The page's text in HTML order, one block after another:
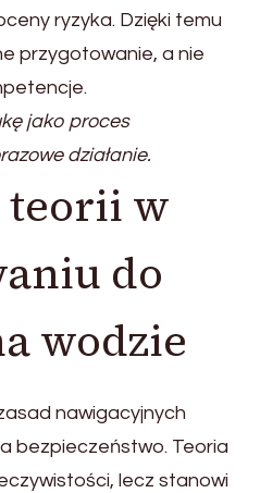
ryzyka. Dzięki temu
przygotowanie, a nie
jako proces
działanie.
teorii w
do
wodzie
nawigacyjnych
bezpieczeństwo. Teoria
lecz stanowi